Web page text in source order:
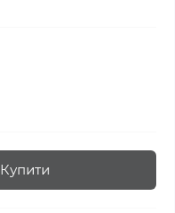
Купити